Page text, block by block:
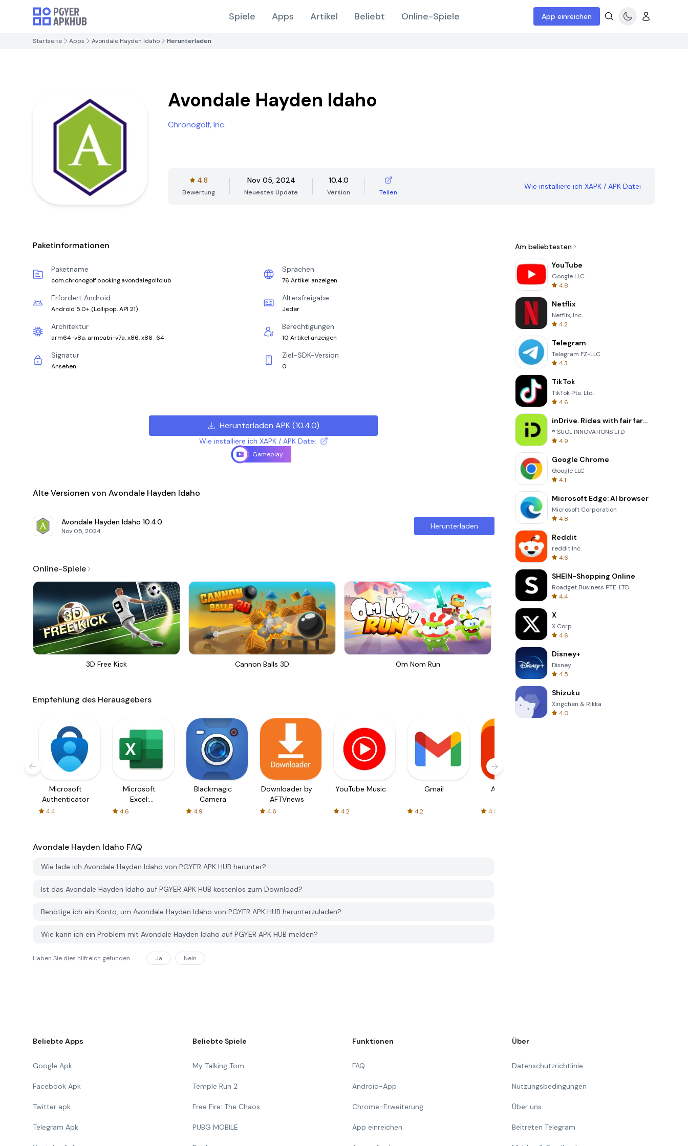
Spiele Apps Artikel Beliebt Online-Spiele App einreichen
Startseite Apps Avondale Hayden Idaho Herunterladen
Avondale Hayden Idaho
Chronogolf, Inc.
4.8
Bewertung
Nov 05, 2024
Neuestes Update
10.4.0
Version Teilen
Wie installiere ich XAPK / APK Datei
Paketinformationen
Paketname
com.chronogolf.booking.avondalegolfclub
Sprachen
76 Artikel anzeigen
Erfordert Android
Android 5.0+ (Lollipop, API 21)
Altersfreigabe
Jeder
Architektur
arm64-v8a, armeabi-v7a, x86, x86_64
Berechtigungen
10 Artikel anzeigen
Signatur
Ansehen
Ziel-SDK-Version
0
Herunterladen APK(10.4.0)
Wie installiere ich XAPK / APK Datei
Gameplay
Alte Versionen von Avondale Hayden Idaho
Avondale Hayden Idaho 10.4.0
Nov 05, 2024
Herunterladen
Online-Spiele
3D Free Kick Cannon Balls 3D Om Nom Run Skip Card
Empfehlung des Herausgebers
Microsoft
Authenticator
4.4
Microsoft
Excel:
Spreadsheets
4.6
Blackmagic
Camera
4.9
Downloader by
AFTVnews
4.6
YouTube Music
4.2
Gmail
4.2
AliExpress
4.5
Avondale Hayden Idaho FAQ
Wie lade ich Avondale Hayden Idaho von PGYER APK HUB herunter?
Ist das Avondale Hayden Idaho auf PGYER APK HUB kostenlos zum Download?
Benötige ich ein Konto, um Avondale Hayden Idaho von PGYER APK HUB herunterzuladen?
Wie kann ich ein Problem mit Avondale Hayden Idaho auf PGYER APK HUB melden?
Haben Sie dies hilfreich gefunden Ja Nein
Am beliebtesten
YouTube
Google LLC
4.8
Netflix
Netflix, Inc.
4.2
Telegram
Telegram FZ-LLC
4.3
TikTok
TikTok Pte. Ltd.
4.6
inDrive. Rides with fair fares
® SUOL INNOVATIONS LTD
4.9
Google Chrome
Google LLC
4.1
Microsoft Edge: AI browser
Microsoft Corporation
4.8
Reddit
reddit Inc.
4.6
SHEIN-Shopping Online
Roadget Business PTE. LTD.
4.4
X
X Corp.
4.6
Disney+
Disney
4.5
Shizuku
Xingchen & Rikka
4.0
Beliebte Apps
Google Apk
Facebook Apk
Twitter apk
Telegram Apk
Beliebte Spiele
My Talking Tom
Temple Run 2
Free Fire: The Chaos
PUBG MOBILE
Funktionen
FAQ
Android-App
Chrome-Erweiterung
App einreichen
Über
Datenschutzrichtlinie
Nutzungsbedingungen
Über uns
Beitreten Telegram